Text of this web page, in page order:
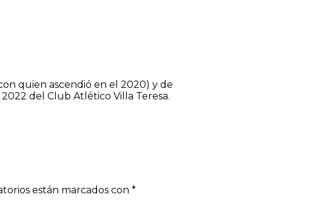
quien ascendió en el 2020) y de
del Club Atlético Villa Teresa.
están marcados con *